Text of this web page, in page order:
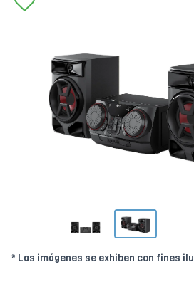
* Las imágenes se exhiben con fines